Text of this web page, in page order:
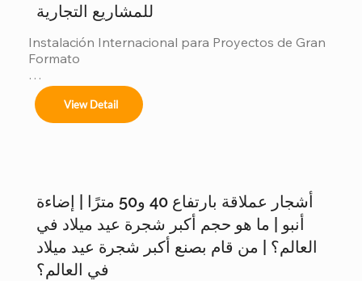
للمشاريع التجارية
Instalación Internacional para Proyectos de Gran
Formato
Ofrecemos servicios completos de instalación
para:
Árboles de 4m a 50m en espacios interiores y
exteriores.
View Detail
أشجار عملاقة بارتفاع 40 و50 مترًا | إضاءة
أنبو | ما هو حجم أكبر شجرة عيد ميلاد في
العالم؟ | من قام بصنع أكبر شجرة عيد ميلاد
في العالم؟